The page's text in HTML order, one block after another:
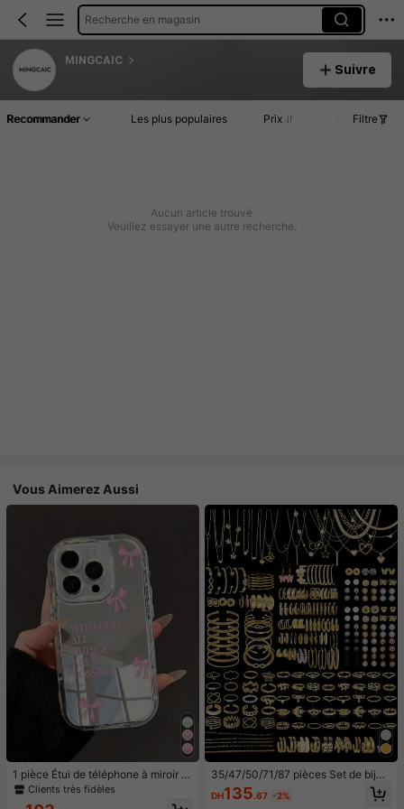
Recherche en magasin
MINGCAIC
Suivre
Recommander Les plus populaires Prix Filtre
Aucun article trouvé
Veuillez essayer une autre recherche.
Vous Aimerez Aussi
1 pièce Étui de téléphone à miroir ro
se minimaliste, style fille avec motif
Clients très fidèles
35/47/50/71/87 pièces Set de bijou
x style bohème, comprenant des bo
ucles d'oreilles, colliers, bagues, br
DH135.67 -2%